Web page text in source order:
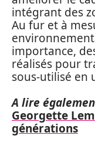
intégrant des
Au fur et à
importance,
réalisés pour
sous-utilisé en
A lire
Georgette
générations